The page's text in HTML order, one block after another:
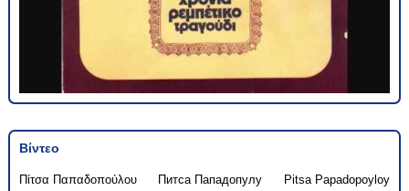
Βίντεο
Πίτσα Παπαδοπούλου Питса Пападопулу Pitsa Papadopoyloy